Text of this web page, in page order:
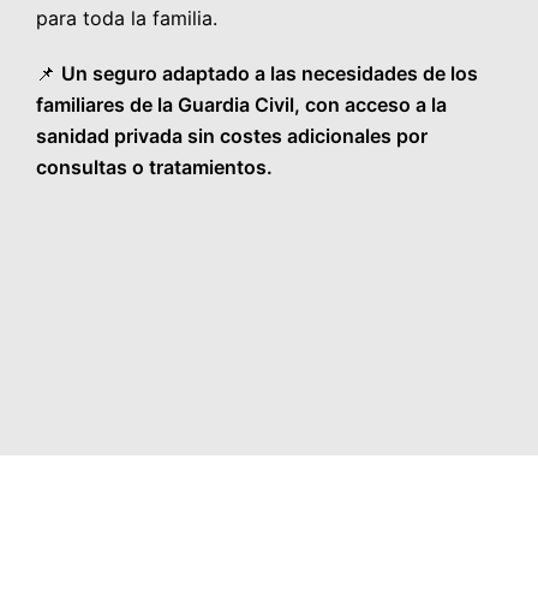
para toda la familia.
📌 Un seguro adaptado a las necesidades de los
familiares de la Guardia Civil, con acceso a la
sanidad privada sin costes adicionales por
consultas o tratamientos.